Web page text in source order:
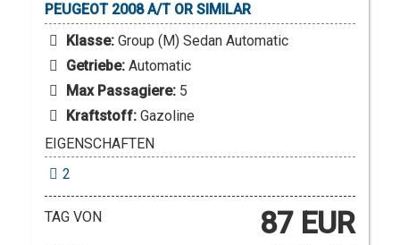
PEUGEOT 2008 A/T OR SIMILAR
Klasse: Group (M) Sedan Automatic
Getriebe: Automatic
Max Passagiere: 5
Kraftstoff: Gazoline
EIGENSCHAFTEN
2
TAG VON 87 EUR